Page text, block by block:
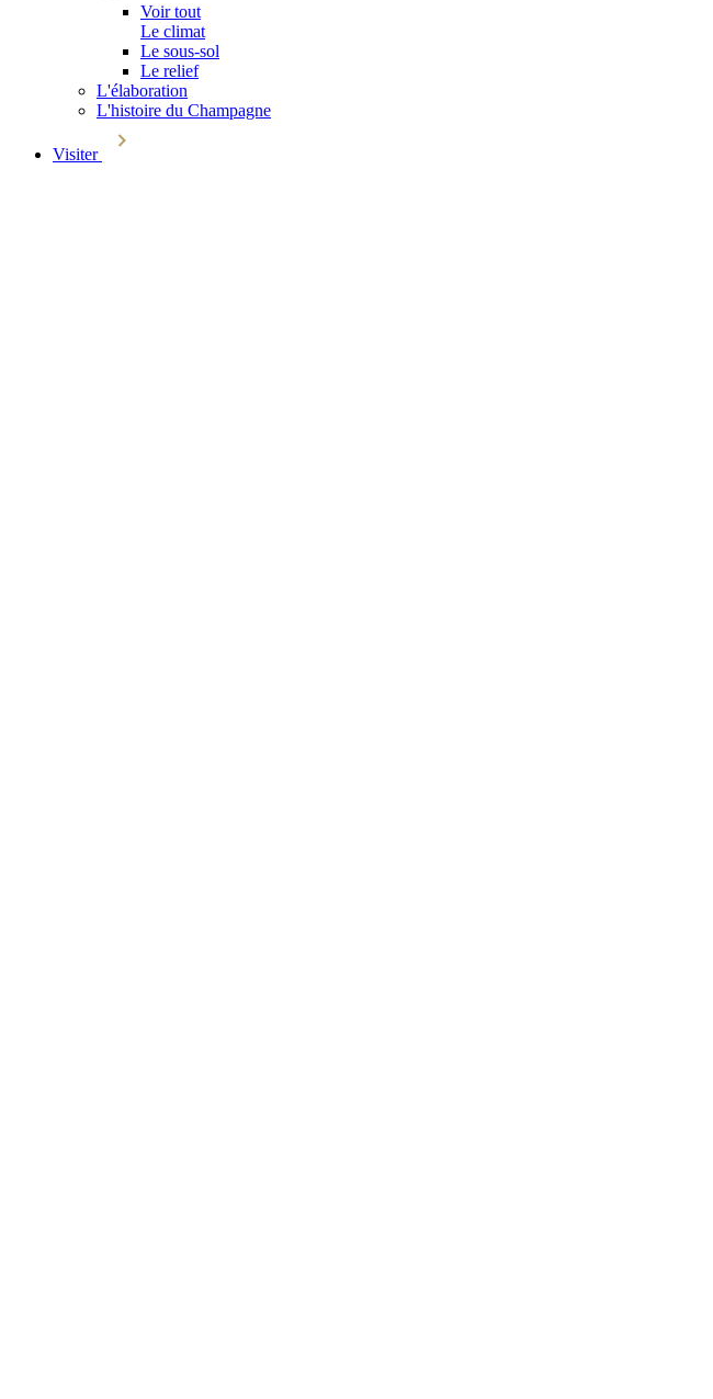
Voir tout
Le climat
Le sous-sol
Le relief
L'élaboration
L'histoire du Champagne
Visiter